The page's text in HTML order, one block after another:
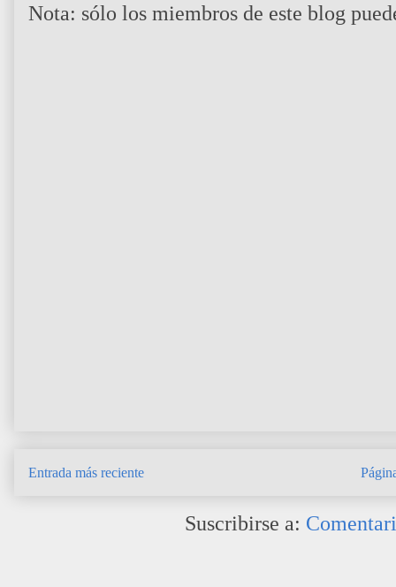
Nota: sólo los miembros de este blog
Entrada más reciente
Suscribirse a: